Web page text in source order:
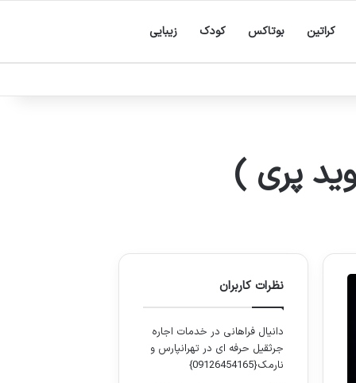
کراتین بوتاکس کودک زیبایی
پری )
نظرات کاربران
دانیال فراهانی در خدمات اجاره
جرثقیل حرفه ای در تهرانپارس و
نارمک{09126454165}